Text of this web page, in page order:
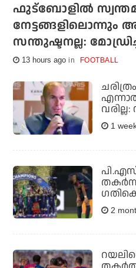
ഫുട്ബോളില്‍
നേട്ടങ്ങളിലൊന്നും
സന്തുഷ്ടനല്ല:
13 hours ago FOOTBALL
1
2